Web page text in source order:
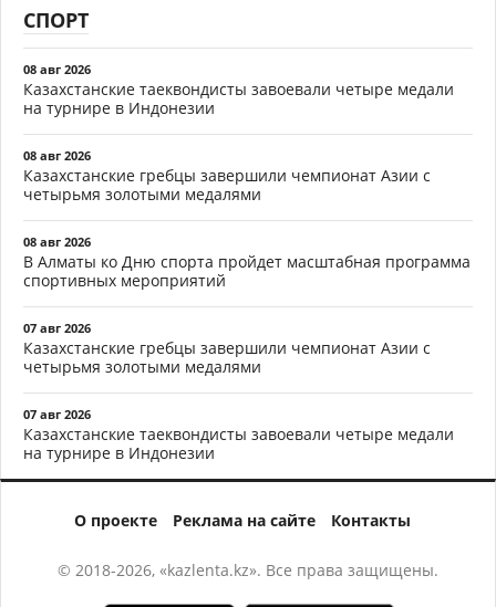
СПОРТ
08 авг 2026
Казахстанские таеквондисты завоевали четыре медали
на турнире в Индонезии
08 авг 2026
Казахстанские гребцы завершили чемпионат Азии с
четырьмя золотыми медалями
08 авг 2026
В Алматы ко Дню спорта пройдет масштабная программа
спортивных мероприятий
07 авг 2026
Казахстанские гребцы завершили чемпионат Азии с
четырьмя золотыми медалями
07 авг 2026
Казахстанские таеквондисты завоевали четыре медали
на турнире в Индонезии
О проекте Реклама на сайте Контакты
© 2018-2026, «kazlenta.kz». Все права защищены.